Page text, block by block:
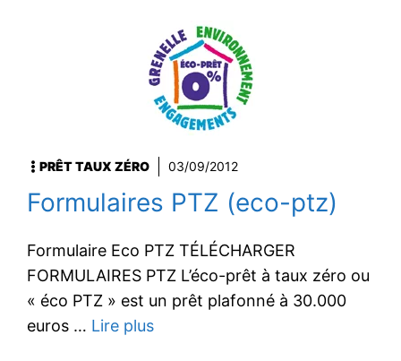
PRÊT TAUX ZÉRO 03/09/2012
Formulaires PTZ (eco-ptz)
Formulaire Eco PTZ TÉLÉCHARGER
FORMULAIRES PTZ L’éco-prêt à taux zéro ou
« éco PTZ » est un prêt plafonné à 30.000
euros … Lire plus